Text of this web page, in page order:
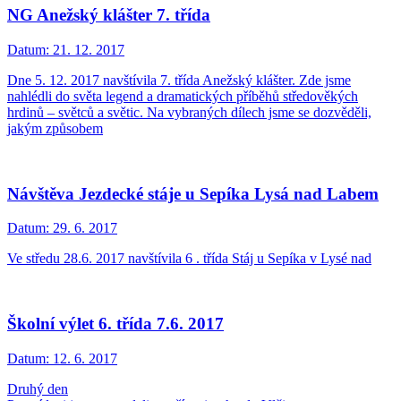
NG Anežský klášter 7. třída
Datum: 21. 12. 2017
Dne 5. 12. 2017 navštívila 7. třída Anežský klášter. Zde jsme
nahlédli do světa legend a dramatických příběhů středověkých
hrdinů – světců a světic. Na vybraných dílech jsme se dozvěděli,
jakým způsobem
Návštěva Jezdecké stáje u Sepíka Lysá nad Labem
Datum: 29. 6. 2017
Ve středu 28.6. 2017 navštívila 6 . třída Stáj u Sepíka v Lysé nad
Školní výlet 6. třída 7.6. 2017
Datum: 12. 6. 2017
Druhý den